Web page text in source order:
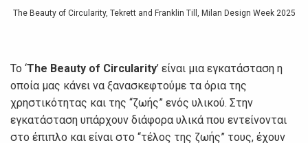
The Beauty of Circularity, Tekrett and Franklin Till, Milan Design Week 2025
Το ‘The Beauty of Circularity’ είναι μια εγκατάσταση η
οποία μας κάνει να ξανασκεφτούμε τα όρια της
χρηστικότητας και της “ζωής” ενός υλικού. Στην
εγκατάσταση υπάρχουν διάφορα υλικά που εντείνονται
στο έπιπλο και είναι στο “τέλος της ζωής” τους, έχουν